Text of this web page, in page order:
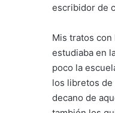
escribidor de
Mis tratos con
estudiaba en
poco la
los libretos de
decano de